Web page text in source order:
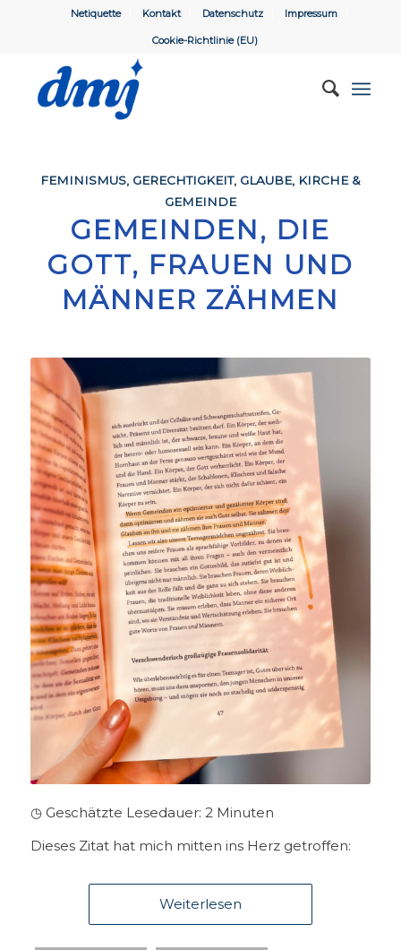
Netiquette Kontakt Datenschutz Impressum
Cookie-Richtlinie (EU)
FEMINISMUS, GERECHTIGKEIT, GLAUBE, KIRCHE &
GEMEINDE
GEMEINDEN, DIE
GOTT, FRAUEN UND
MÄNNER ZÄHMEN
◷ Geschätzte Lesedauer: 2 Minuten
Dieses Zitat hat mich mitten ins Herz getroffen:
Weiterlesen